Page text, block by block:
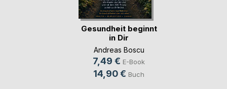
Gesundheit beginnt
in Dir
Andreas Boscu
7,49 € E-Book
14,90 € Buch